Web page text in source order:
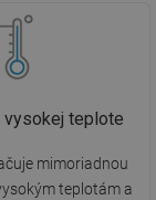
teplote
mimoriadnou
teplotám a